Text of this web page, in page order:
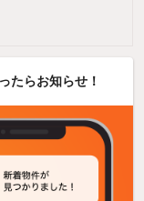
たらお知らせ！